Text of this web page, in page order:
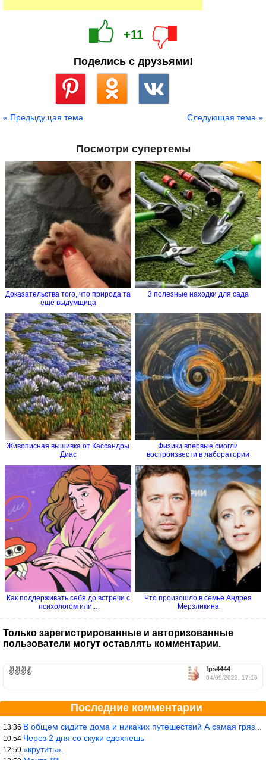
+11
Поделись с друзьями!
« Предыдущая тема Следующая тема »
Посмотри супертемы
Доказательства того, что природа та
еще выдумщица
3 полезные находки для сада
Живописная вышивка от Кассандры
Диас
Физики впервые смогли
воспроизвести в лаборатории
Как поддерживать себя до встречи с
психологом или...
Что произошло в семье Андрея
Мерзликина
Только зарегистрированные и авторизованные
пользователи могут оставлять комментарии.
fps4444
04/09/2023, 17:16
✌️✌️✌️✌️
Последние комментарии
13:36 В общем сидите дома и никаких путешествий А самая грязная в от
10:54 Через 2 дня со скуки сдохнешь
12:59 «крутить».